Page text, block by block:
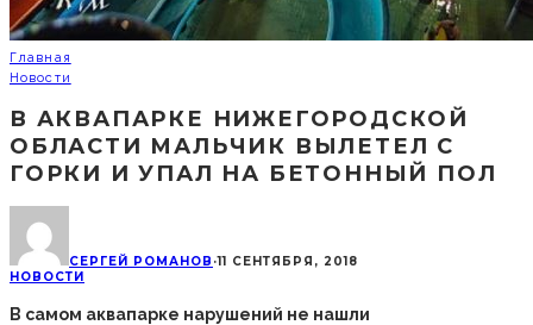
Главная
Новости
В АКВАПАРКЕ НИЖЕГОРОДСКОЙ
ОБЛАСТИ МАЛЬЧИК ВЫЛЕТЕЛ С
ГОРКИ И УПАЛ НА БЕТОННЫЙ ПОЛ
СЕРГЕЙ РОМАНОВ ·11 СЕНТЯБРЯ, 2018
НОВОСТИ
В самом аквапарке нарушений не нашли